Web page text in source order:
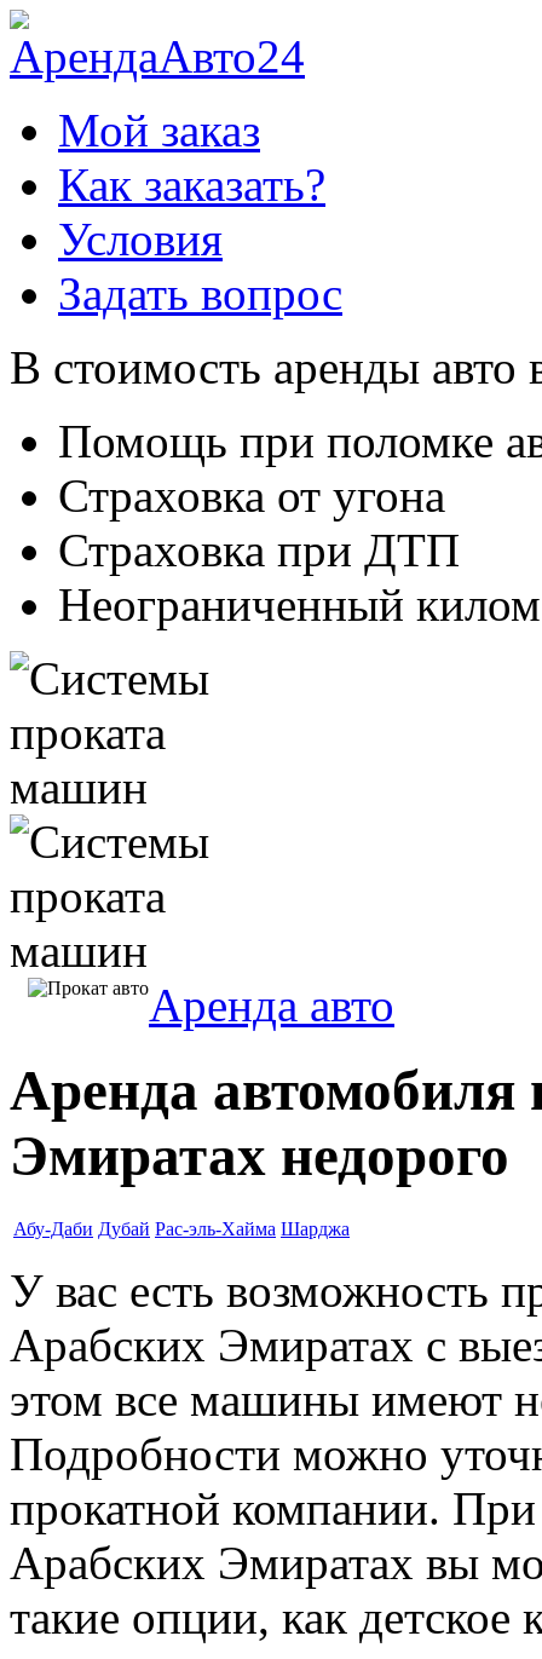
Мой заказ
Как заказать?
Условия
Задать вопрос
В стоимость аренды авто
Помощь при поломке
Страховка от угона
Страховка при ДТП
Неограниченный
Аренда авто
Аренда
Эмиратах недорого
Абу-Даби Дубай Рас-эль-Хайма Шарджа
У вас есть возможность
Арабских Эмиратах с
этом все машины имеют
Подробности можно
прокатной компании.
Арабских Эмиратах вы
такие опции, как детское